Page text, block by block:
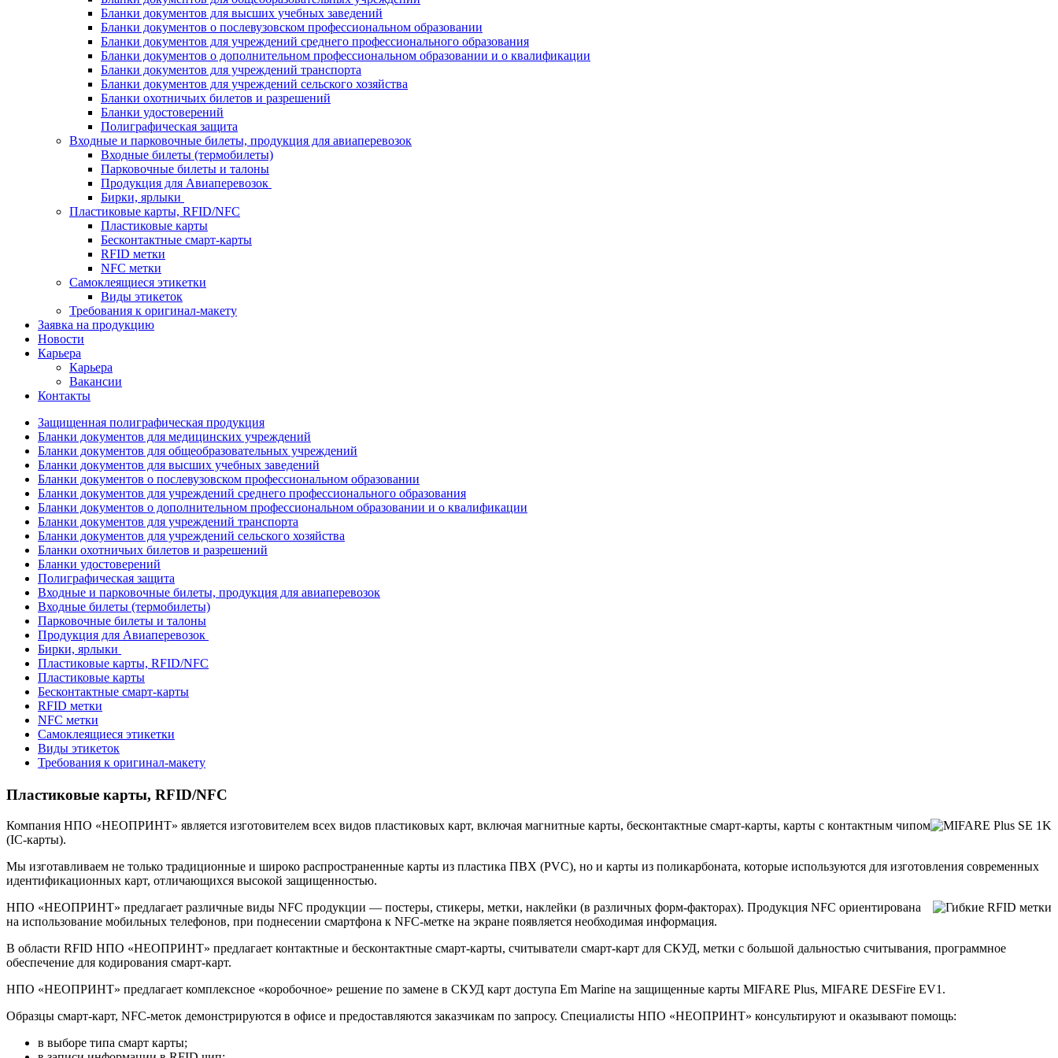
Бланки документов для высших учебных заведений
Бланки документов о послевузовском профессиональном образовании
Бланки документов для учреждений среднего профессионального образования
Бланки документов о дополнительном профессиональном образовании и о квалификации
Бланки документов для учреждений транспорта
Бланки документов для учреждений сельского хозяйства
Бланки охотничьих билетов и разрешений
Бланки удостоверений
Полиграфическая защита
Входные и парковочные билеты, продукция для авиаперевозок
Входные билеты (термобилеты)
Парковочные билеты и талоны
Продукция для Авиаперевозок
Бирки, ярлыки
Пластиковые карты, RFID/NFC
Пластиковые карты
Бесконтактные смарт-карты
RFID метки
NFC метки
Самоклеящиеся этикетки
Виды этикеток
Требования к оригинал-макету
Заявка на продукцию
Новости
Карьера
Карьера
Вакансии
Контакты
Защищенная полиграфическая продукция
Бланки документов для медицинских учреждений
Бланки документов для общеобразовательных учреждений
Бланки документов для высших учебных заведений
Бланки документов о послевузовском профессиональном образовании
Бланки документов для учреждений среднего профессионального образования
Бланки документов о дополнительном профессиональном образовании и о квалификации
Бланки документов для учреждений транспорта
Бланки документов для учреждений сельского хозяйства
Бланки охотничьих билетов и разрешений
Бланки удостоверений
Полиграфическая защита
Входные и парковочные билеты, продукция для авиаперевозок
Входные билеты (термобилеты)
Парковочные билеты и талоны
Продукция для Авиаперевозок
Бирки, ярлыки
Пластиковые карты, RFID/NFC
Пластиковые карты
Бесконтактные смарт-карты
RFID метки
NFC метки
Самоклеящиеся этикетки
Виды этикеток
Требования к оригинал-макету
Пластиковые карты, RFID/NFC
Компания НПО «НЕОПРИНТ» является изготовителем всех видов пластиковых карт, включая магнитные карты, бесконтактные смарт-карты, карты с контактным чипом
(IC-карты).
Мы изготавливаем не только традиционные и широко распространенные карты из пластика ПВХ (PVC), но и карты из поликарбоната, которые используются для изготовления современных
идентификационных карт, отличающихся высокой защищенностью.
НПО «НЕОПРИНТ» предлагает различные виды NFC продукции — постеры, стикеры, метки, наклейки (в различных форм-факторах). Продукция NFC ориентирована
на использование мобильных телефонов, при поднесении смартфона к NFC-метке на экране появляется необходимая информация.
В области RFID НПО «НЕОПРИНТ» предлагает контактные и бесконтактные смарт-карты, считыватели смарт-карт для СКУД, метки с большой дальностью считывания, программное
обеспечение для кодирования смарт-карт.
НПО «НЕОПРИНТ» предлагает комплексное «коробочное» решение по замене в СКУД карт доступа Em Marine на защищенные карты MIFARE Plus, MIFARE DESFire EV1.
Образцы смарт-карт, NFC-меток демонстрируются в офисе и предоставляются заказчикам по запросу. Специалисты НПО «НЕОПРИНТ» консультируют и оказывают помощь:
в выборе типа смарт карты;